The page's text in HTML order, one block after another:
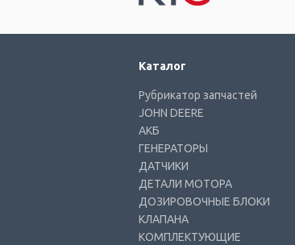
Каталог
Рубрикатор запчастей
JOHN DEERE
АКБ
ГЕНЕРАТОРЫ
ДАТЧИКИ
ДЕТАЛИ МОТОРА
ДОЗИРОВОЧНЫЕ БЛОКИ
КЛАПАНА
КОМПЛЕКТУЮЩИЕ